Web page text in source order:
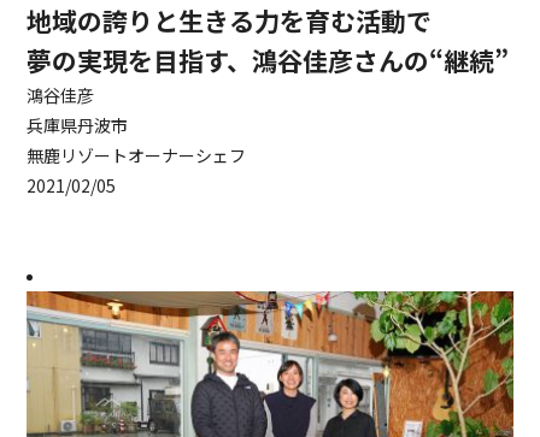
地域の誇りと生きる力を育む活動で
夢の実現を目指す、鴻谷佳彦さんの“継続”
鴻谷佳彦
兵庫県丹波市
無鹿リゾートオーナーシェフ
2021/02/05